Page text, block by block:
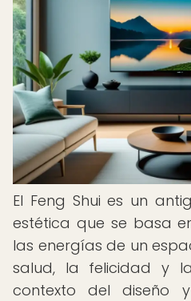
El Feng Shui es un
estética que se basa
las energías de un
salud, la felicidad y
contexto del diseño